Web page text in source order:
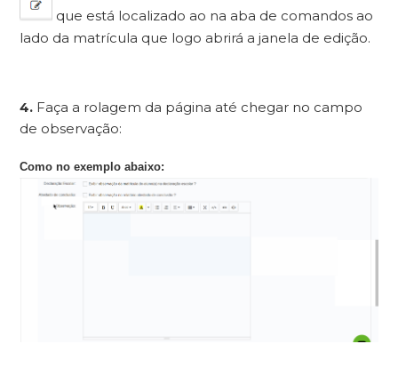
que está localizado ao na aba de comandos ao
lado da matrícula que logo abrirá a janela de edição.
4. Faça a rolagem da página até chegar no campo
de observação:
Como no exemplo abaixo: